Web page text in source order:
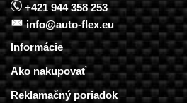
+421 944 358 253
info@auto-flex.eu
Informácie
Ako nakupovať
Reklamačný poriadok